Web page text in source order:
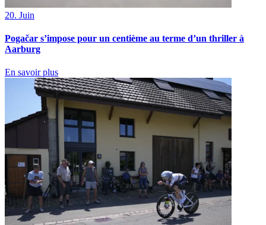
20. Juin
Pogačar s’impose pour un centième au terme d’un thriller à
Aarburg
En savoir plus